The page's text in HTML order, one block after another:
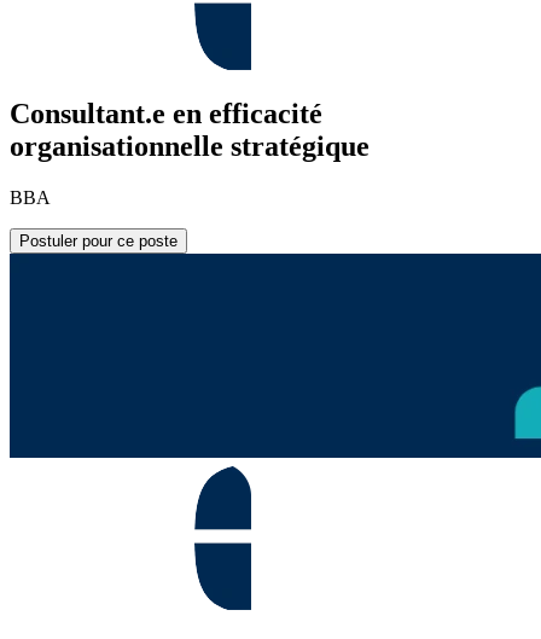
Consultant.e en efficacité
organisationnelle stratégique
BBA
Postuler pour ce poste